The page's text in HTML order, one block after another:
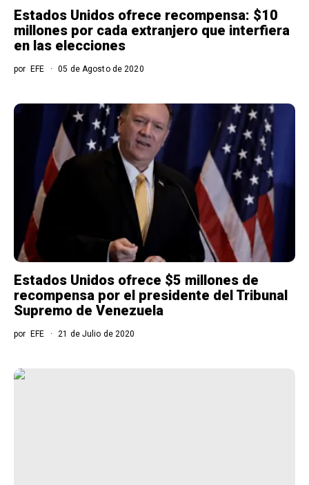
Estados Unidos ofrece recompensa: $10
millones por cada extranjero que interfiera
en las elecciones
por EFE 05 de Agosto de 2020
Estados Unidos ofrece $5 millones de
recompensa por el presidente del Tribunal
Supremo de Venezuela
por EFE 21 de Julio de 2020